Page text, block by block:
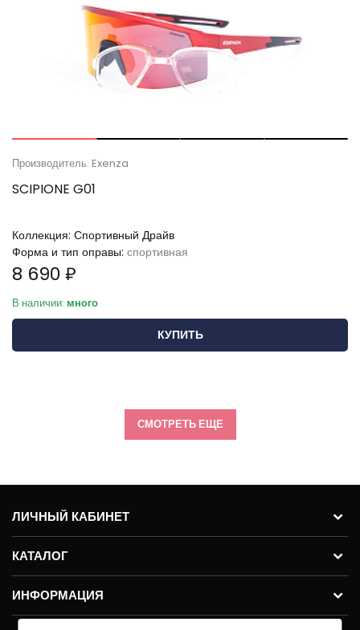
Производитель: Exenza
SCIPIONE G01
Коллекция: Спортивный Драйв
Форма и тип оправы: спортивная
8 690 ₽
В наличии: много
КУПИТЬ
СМОТРЕТЬ ЕЩЕ
ЛИЧНЫЙ КАБИНЕТ
КАТАЛОГ
ИНФОРМАЦИЯ